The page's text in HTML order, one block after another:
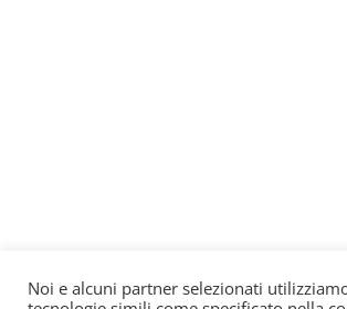
Noi e alcuni partner selezionati